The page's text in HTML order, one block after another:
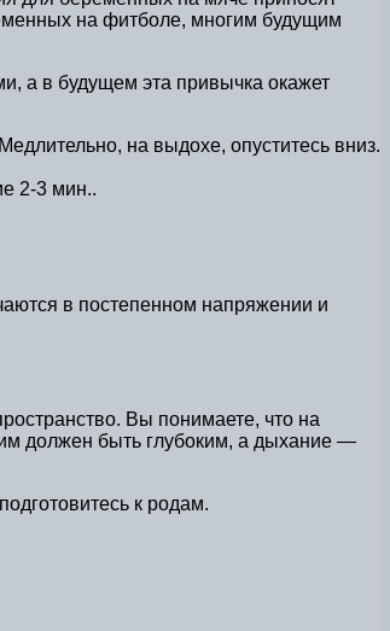
на фитболе, многим будущим
а в будущем эта привычка окажет
на выдохе, опуститесь вниз.
2-3 мин..
в постепенном напряжении и
Вы понимаете, что на
должен быть глубоким, а дыхание —
к родам.